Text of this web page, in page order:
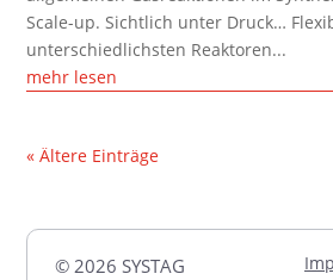
Scale-up. Sichtlich unter Druck…
unterschiedlichsten Reaktoren...
mehr lesen
« Ältere Einträge
© 2026 SYSTAG